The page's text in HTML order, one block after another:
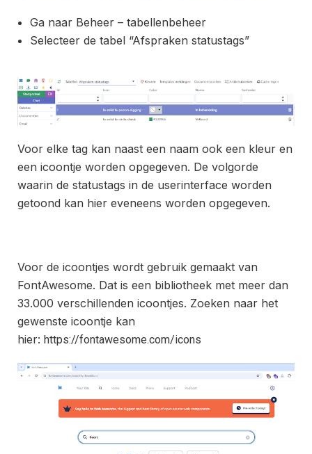
Ga naar Beheer – tabellenbeheer
Selecteer de tabel “Afspraken statustags”
Voor elke tag kan naast een naam ook een kleur en
een icoontje worden opgegeven. De volgorde
waarin de statustags in de userinterface worden
getoond kan hier eveneens worden opgegeven.
Voor de icoontjes wordt gebruik gemaakt van
FontAwesome. Dat is een bibliotheek met meer dan
33.000 verschillenden icoontjes. Zoeken naar het
gewenste icoontje kan
hier: https://fontawesome.com/icons